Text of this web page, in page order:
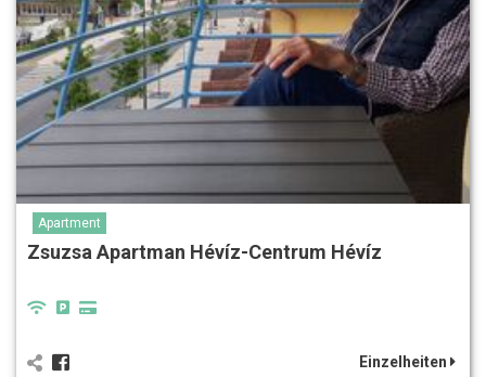
Apartment
Zsuzsa Apartman Hévíz-Centrum Hévíz
Einzelheiten